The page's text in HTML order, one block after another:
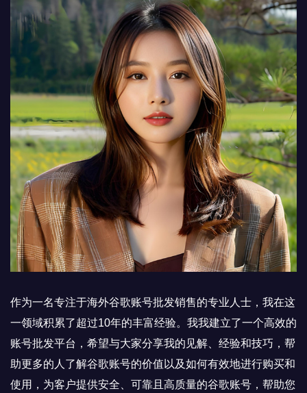
作为一名专注于海外谷歌账号批发销售的专业人士，我在这
一领域积累了超过10年的丰富经验。我我建立了一个高效的
账号批发平台，希望与大家分享我的见解、经验和技巧，帮
助更多的人了解谷歌账号的价值以及如何有效地进行购买和
使用，为客户提供安全、可靠且高质量的谷歌账号，帮助您